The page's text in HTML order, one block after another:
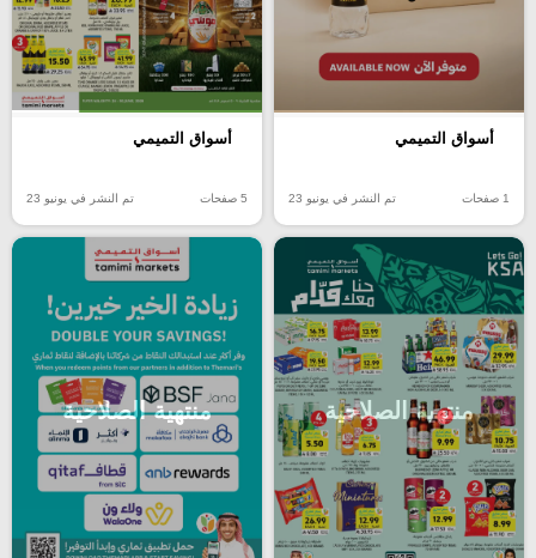
أسواق التميمي
1 صفحات تم النشر في يونيو 23
أسواق التميمي
5 صفحات تم النشر في يونيو 23
منتهية الصلاحية منتهية الصلاحية